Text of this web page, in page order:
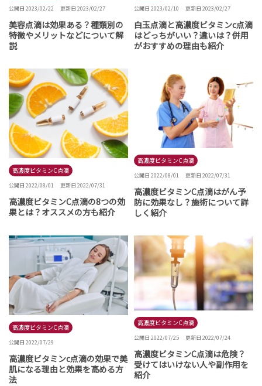
公開日 2023/02/22 更新日 2023/02/27
美容点滴は効果ある？種類別の
特徴やメリットなどについて解
説
公開日 2023/02/10 更新日 2023/02/27
白玉点滴と高濃度ビタミンc点滴
はどっちがいい？違いは？併用
がおすすめの理由も紹介
高濃度ビタミンC点滴
公開日 2022/08/01 更新日 2022/07/31
高濃度ビタミンC点滴の8つの効
果とは？オススメの方も紹介
高濃度ビタミンC点滴
公開日 2022/08/01 更新日 2022/07/31
高濃度ビタミンC点滴はがん予
防に効果なし？施術について詳
しく紹介
高濃度ビタミンC点滴
公開日 2022/07/29
高濃度ビタミンc点滴の効果で美
肌になる理由と効果を高める方
法
高濃度ビタミンC点滴
公開日 2022/07/25 更新日 2022/07/24
高濃度ビタミンC点滴は危険？
受けてはいけない人や副作用を
紹介